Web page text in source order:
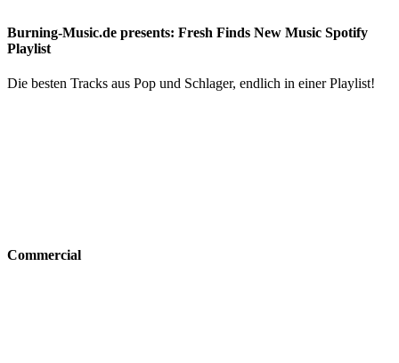
Burning-Music.de presents: Fresh Finds New Music Spotify
Playlist
Die besten Tracks aus Pop und Schlager, endlich in einer Playlist!
Commercial